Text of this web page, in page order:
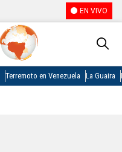
EN VIVO
Terremoto en Venezuela La Guaira